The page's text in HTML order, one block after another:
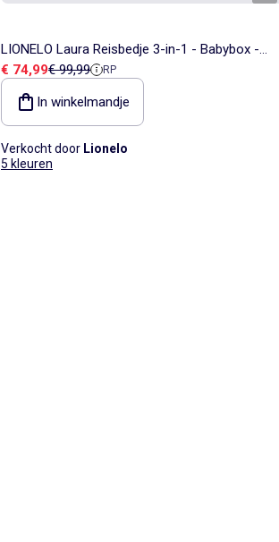
LIONELO Laura Reisbedje 3-in-1 - Babybox -
Matras - Wieltjes - 0-36 Maanden
Verkoopprijs
€ 74,99Referentieprijs
€ 99,99 RP
In winkelmandje
Verkocht door Lionelo
5 kleuren